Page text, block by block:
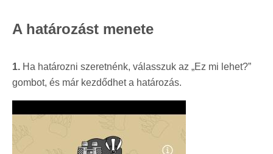
A határozást menete
1. Ha határozni szeretnénk, válasszuk az „Ez mi lehet?”
gombot, és már kezdődhet a határozás.